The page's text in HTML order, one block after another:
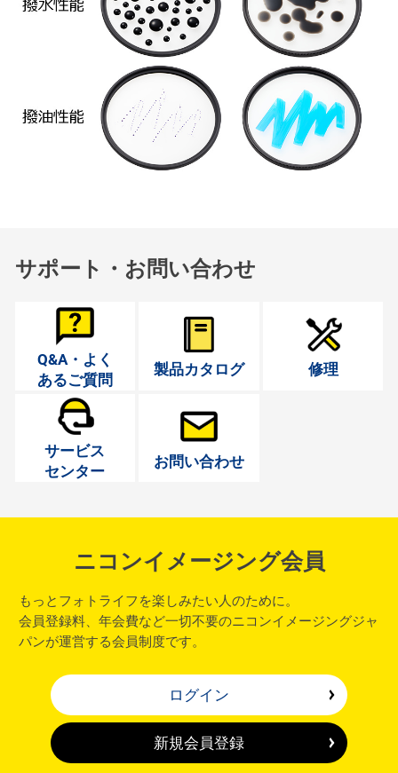
サポート・お問い合わせ
Q&A・よく
あるご質問
製品カタログ 修理
サービス
センター
お問い合わせ
ニコンイメージング会員
もっとフォトライフを楽しみたい人のために。
会員登録料、年会費など一切不要のニコンイメージングジャ
パンが運営する会員制度です。
ログイン
新規会員登録